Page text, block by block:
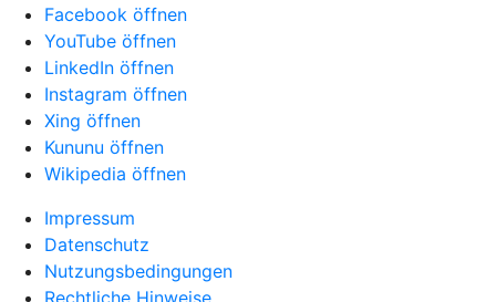
Facebook öffnen
YouTube öffnen
LinkedIn öffnen
Instagram öffnen
Xing öffnen
Kununu öffnen
Wikipedia öffnen
Impressum
Datenschutz
Nutzungsbedingungen
Rechtliche Hinweise